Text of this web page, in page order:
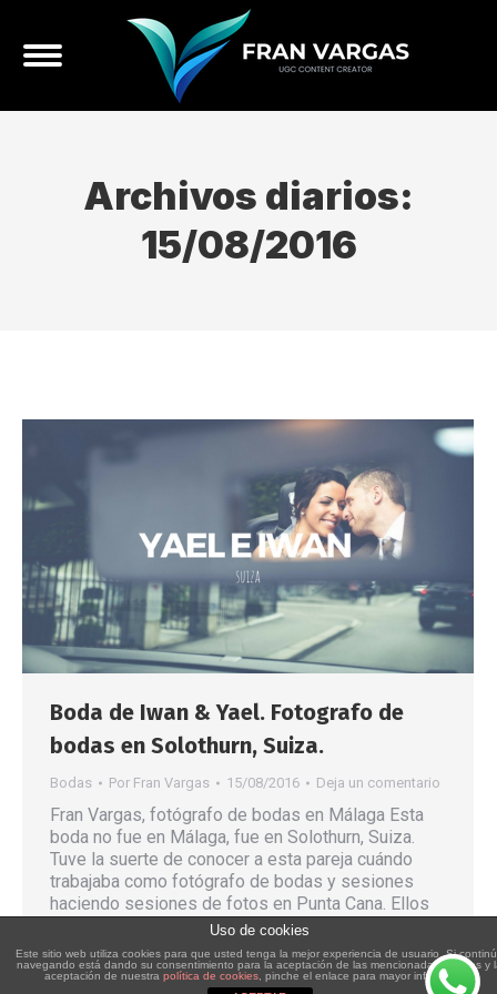
Archivos diarios:
15/08/2016
Boda de Iwan & Yael. Fotografo de
bodas en Solothurn, Suiza.
Bodas Por Fran Vargas 15/08/2016 Deja un comentario
Fran Vargas, fotógrafo de bodas en Málaga Esta
boda no fue en Málaga, fue en Solothurn, Suiza.
Tuve la suerte de conocer a esta pareja cuándo
trabajaba como fotógrafo de bodas y sesiones
haciendo sesiones de fotos en Punta Cana. Ellos
son Iwan y Yael, se puede decir que totalmente
hechos el unos para el…
Uso de cookies
Este sitio web utiliza cookies para que usted tenga la mejor experiencia de usuario. Si
navegando está dando su consentimiento para la aceptación de las mencionadas cookies y
aceptación de nuestra política de cookies, pinche el enlace para mayor información.